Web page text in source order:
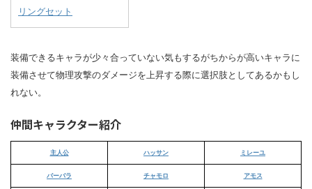
リングセット
装備できるキャラが少々合っていない気もするがちからが高いキャラに
装備させて物理攻撃のダメージを上昇する際に選択肢としてあるかもし
れない。
仲間キャラクター紹介
主人公 ハッサン ミレーユ
バーバラ チャモロ アモス